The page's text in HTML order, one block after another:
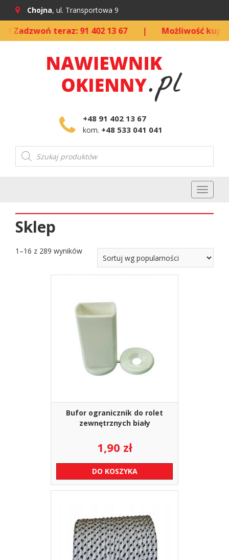
Chojna, ul. Transportowa 9
teraz: 91 402 13 67 | Możliwość kupna
+48 91 402 13 67
kom. +48 533 041 041
Wyszukiwarka
produktów
Toggle
Sklep
1–16 z 289 wyników
Bufor ogranicznik do rolet
zewnętrznych biały
1,90 zł
DO KOSZYKA